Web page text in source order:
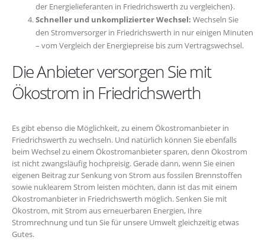
der Energielieferanten in Friedrichswerth zu vergleichen}.
Schneller und unkomplizierter Wechsel: Wechseln Sie
den Stromversorger in Friedrichswerth in nur einigen Minuten
– vom Vergleich der Energiepreise bis zum Vertragswechsel.
Die Anbieter versorgen Sie mit
Ökostrom in Friedrichswerth
Es gibt ebenso die Möglichkeit, zu einem Ökostromanbieter in
Friedrichswerth zu wechseln. Und natürlich können Sie ebenfalls
beim Wechsel zu einem Ökostromanbieter sparen, denn Ökostrom
ist nicht zwangsläufig hochpreisig. Gerade dann, wenn Sie einen
eigenen Beitrag zur Senkung von Strom aus fossilen Brennstoffen
sowie nuklearem Strom leisten möchten, dann ist das mit einem
Ökostromanbieter in Friedrichswerth möglich. Senken Sie mit
Ökostrom, mit Strom aus erneuerbaren Energien, Ihre
Stromrechnung und tun Sie für unsere Umwelt gleichzeitig etwas
Gutes.